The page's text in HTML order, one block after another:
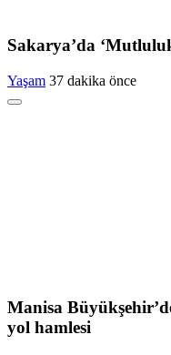
Sakarya’da
Yaşam 37 dakika önce
Manisa
yol hamlesi